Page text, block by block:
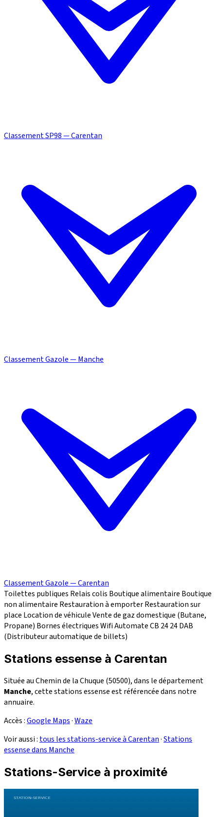
Classement SP98 — Carentan
Classement Gazole — Manche
Classement Gazole — Carentan
Toilettes publiques Relais colis Boutique alimentaire Boutique
non alimentaire Restauration à emporterRestauration sur
place Location de véhiculeVente de gaz domestique (Butane,
Propane) Bornes électriquesWifiAutomate CB 2424DAB
(Distributeur automatique de billets)
Stations essense à Carentan
Située au Chemin de la Chuque (50500), dans le département
Manche, cette stations essense est référencée dans notre
annuaire.
Accès :Google Maps·Waze
Voir aussi : tous les stations-service à Carentan·Stations
essense dans Manche
Stations-Service à proximité